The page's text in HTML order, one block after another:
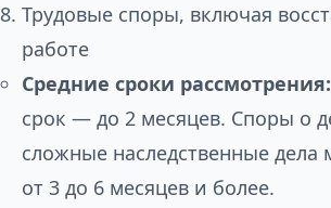
Трудовые споры, включая
работе
Средние сроки рассмотрения:
срок — до 2 месяцев. Споры о
сложные наследственные дела
от 3 до 6 месяцев и более.